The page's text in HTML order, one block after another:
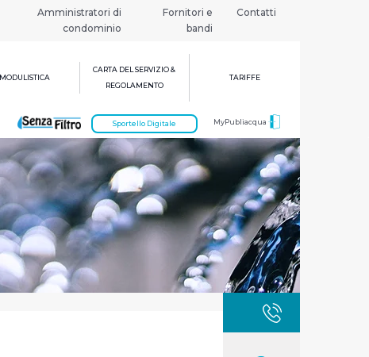
Amministratori di
condominio
Fornitori e
bandi
Contatti
MODULISTICA
CARTA DEL SERVIZIO &
REGOLAMENTO
TARIFFE
MyPubliacqua
Sportello Digitale